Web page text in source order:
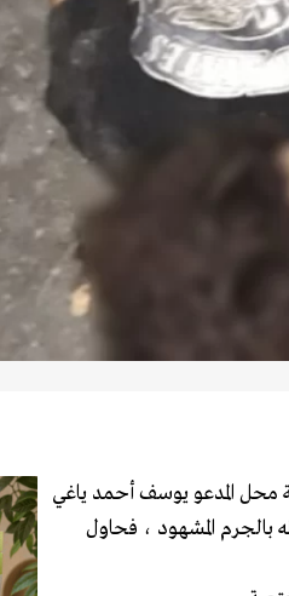
محل المدعو يوسف أحمد ياغي
المشهود ، فحاول